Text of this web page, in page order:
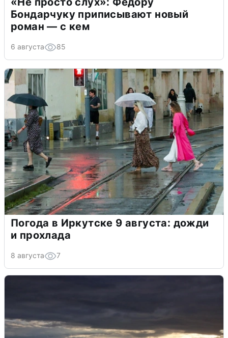
Бондарчуку приписывают новый
роман — с кем
6 августа 85
Погода в Иркутске 9 августа: дожди
и прохлада
8 августа 7